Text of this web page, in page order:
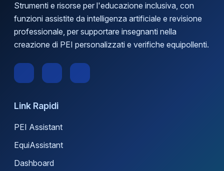
Strumenti e risorse per l'educazione inclusiva, con
funzioni assistite da intelligenza artificiale e revisione
professionale, per supportare insegnanti nella
creazione di PEI personalizzati e verifiche equipollenti.
Link Rapidi
PEI Assistant
EquiAssistant
Dashboard